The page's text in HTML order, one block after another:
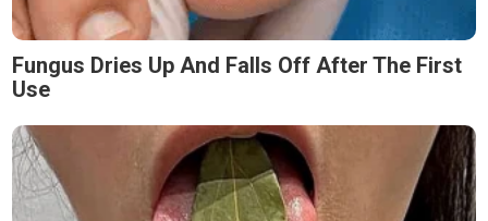
Fungus Dries Up And Falls Off After The First
Use